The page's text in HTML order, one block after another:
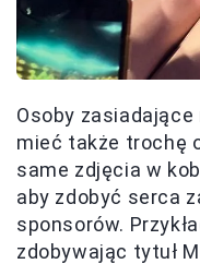
Osoby
mieć także trochę
same zdjęcia w
aby zdobyć serca
sponsorów.
zdobywając tytuł